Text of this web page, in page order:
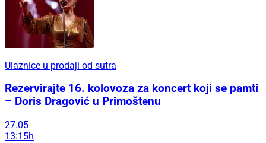
Ulaznice u prodaji od sutra
Rezervirajte 16. kolovoza za koncert koji se pamti
– Doris Dragović u Primoštenu
27.05
13:15h